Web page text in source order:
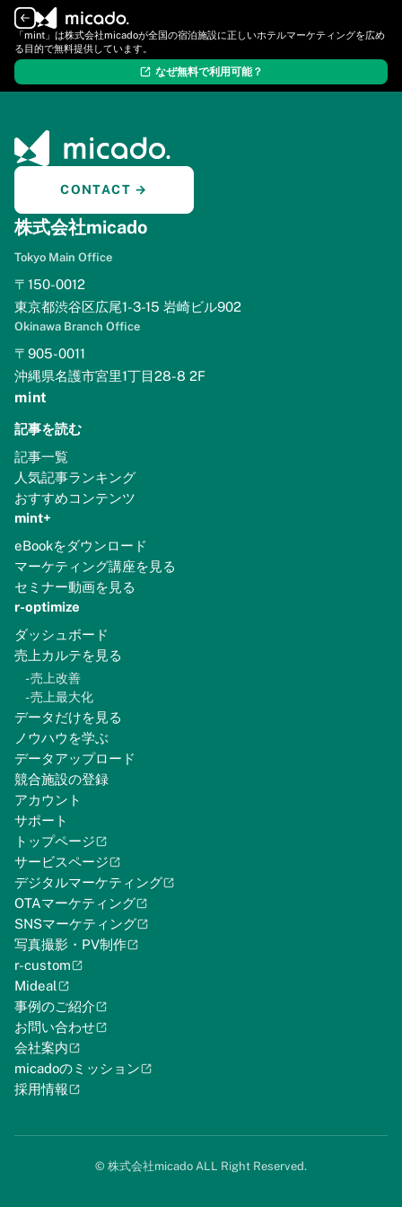
「mint」は株式会社micadoが全国の宿泊施設に正しいホテルマーケティングを広め
る目的で無料提供しています。
なぜ無料で利用可能？
ログイン 新規登録
CONTACT →
株式会社micado
Tokyo Main Office
〒150-0012
東京都渋谷区広尾1-3-15 岩崎ビル902
Okinawa Branch Office
〒905-0011
沖縄県名護市宮里1丁目28-8 2F
mint
記事を読む
記事一覧
人気記事ランキング
おすすめコンテンツ
mint+
eBookをダウンロード
マーケティング講座を見る
セミナー動画を見る
r-optimize
ダッシュボード
売上カルテを見る
-売上改善
-売上最大化
データだけを見る
ノウハウを学ぶ
データアップロード
競合施設の登録
アカウント
サポート
トップページ
サービスページ
デジタルマーケティング
OTAマーケティング
SNSマーケティング
写真撮影・PV制作
r-custom
Mideal
事例のご紹介
お問い合わせ
会社案内
micadoのミッション
採用情報
©︎ 株式会社micado ALL Right Reserved.